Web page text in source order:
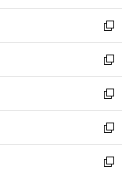
開
く
ウ
で
開
く
ン
ド
ウ
で
開
く
ウ
ィ
ン
ド
ウ
で
開
く
新
し
い
ウ
ィ
ン
ド
ウ
で
新
し
い
ウ
ィ
ン
ド
新
し
い
ウ
ィ
新
し
い
新